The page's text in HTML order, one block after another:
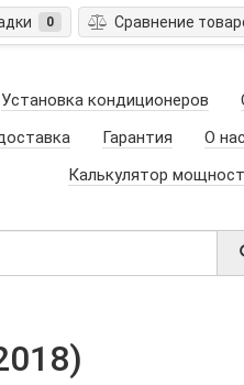
0 Сравнение
Установка кондиционеров
Гарантия О нас
Калькулятор